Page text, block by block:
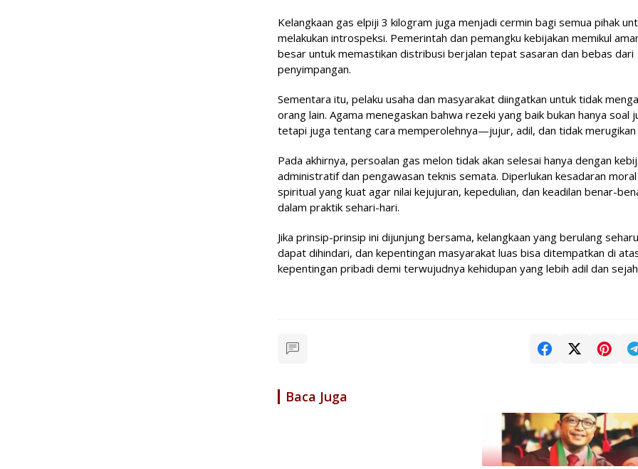
Kelangkaan gas elpiji 3 kilogram juga menjadi cermin bagi semua pihak
melakukan introspeksi. Pemerintah dan pemangku kebijakan memikul
besar untuk memastikan distribusi berjalan tepat sasaran dan bebas dari
penyimpangan.
Sementara itu, pelaku usaha dan masyarakat diingatkan untuk tidak
orang lain. Agama menegaskan bahwa rezeki yang baik bukan hanya soal
tetapi juga tentang cara memperolehnya—jujur, adil, dan tidak merugikan
Pada akhirnya, persoalan gas melon tidak akan selesai hanya dengan
administratif dan pengawasan teknis semata. Diperlukan kesadaran
spiritual yang kuat agar nilai kejujuran, kepedulian, dan keadilan benar-
dalam praktik sehari-hari.
Jika prinsip-prinsip ini dijunjung bersama, kelangkaan yang berulang
dapat dihindari, dan kepentingan masyarakat luas bisa ditempatkan di
kepentingan pribadi demi terwujudnya kehidupan yang lebih adil dan
Baca Juga